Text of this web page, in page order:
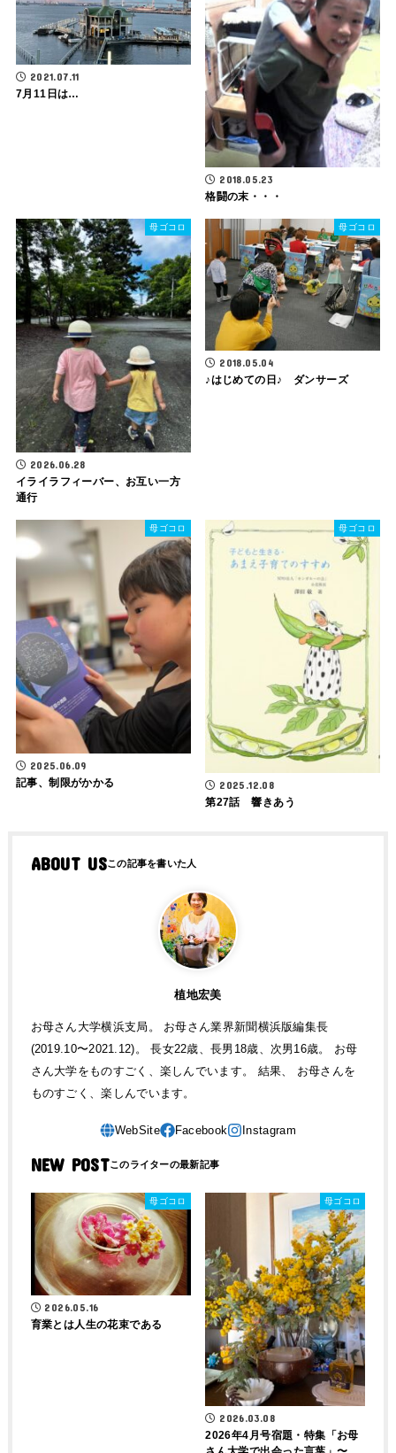
2021.07.11
7月11日は…
2018.05.23
格闘の末・・・
母ゴコロ
2026.06.28
イライラフィーバー、お互い一方
通行
母ゴコロ
2018.05.04
♪はじめての日♪ ダンサーズ
母ゴコロ
2025.06.09
記事、制限がかかる
母ゴコロ
2025.12.08
第27話 響きあう
ABOUT US
植地宏美
お母さん大学横浜支局。 お母さん業界新聞横浜版編集長
(2019.10〜2021.12)。 長女22歳、長男18歳、次男16歳。 お母
さん大学をものすごく、楽しんでいます。 結果、 お母さんを
ものすごく、楽しんでいます。
NEW POST
母ゴコロ
2026.05.16
育業とは人生の花束である
母ゴコロ
2026.03.08
2026年4月号宿題・特集「お母